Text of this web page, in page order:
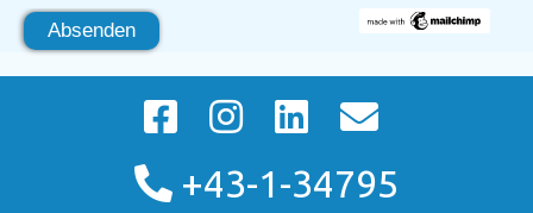
+43-1-34795